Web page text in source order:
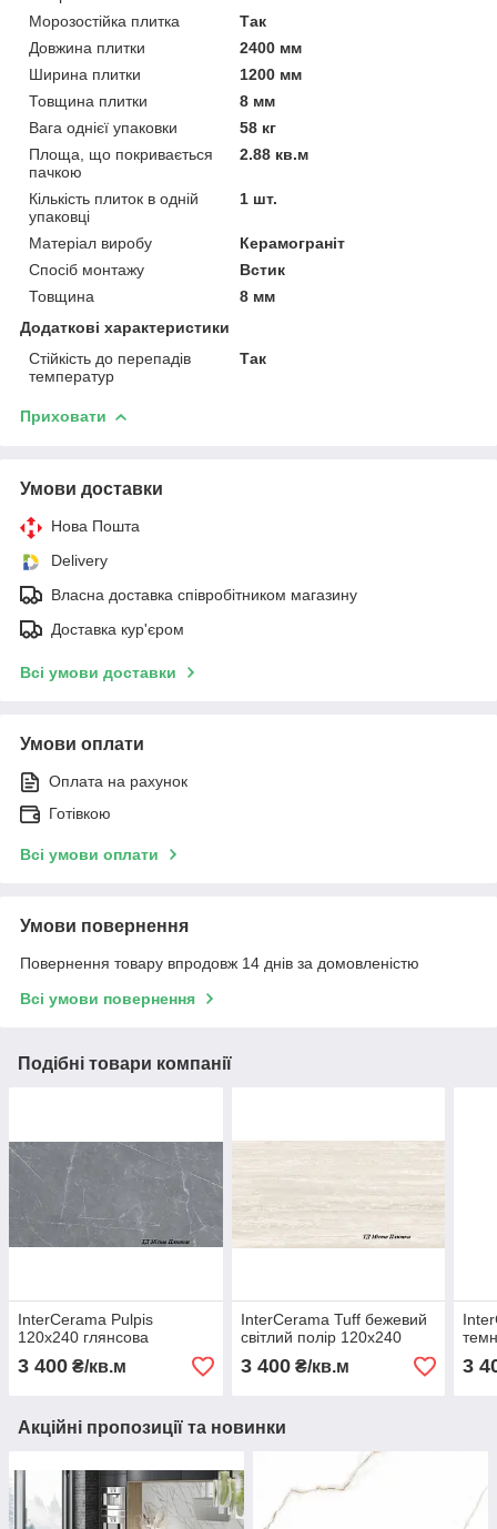
Морозостійка плитка
Так
Довжина плитки
2400 мм
Ширина плитки
1200 мм
Товщина плитки
8 мм
Вага однієї упаковки
58 кг
Площа, що покривається
пачкою
2.88 кв.м
Кількість плиток в одній
упаковці
1 шт.
Матеріал виробу
Керамограніт
Спосіб монтажу
Встик
Товщина
8 мм
Додаткові характеристики
Стійкість до перепадів
температур
Так
Приховати
Умови доставки
Нова Пошта
Delivery
Власна доставка співробітником магазину
Доставка кур'єром
Всі умови доставки
Умови оплати
Оплата на рахунок
Готівкою
Всі умови оплати
Умови повернення
Повернення товару впродовж 14 днів за домовленістю
Всі умови повернення
Подібні товари компанії
InterCerama Pulpis
120х240 глянсова
3 400 ₴/кв.м
InterCerama Tuff бежевий
світлий полір 120х240
3 400₴/кв.м 3
Акційні пропозиції та новинки